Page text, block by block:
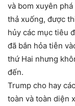
và bom xuyên
thả xuống, được
hủy các mục tiêu
đã bắn hỏa tiễn
thứ Hai nhưng
đến.
Trump cho hay
toàn và toàn diện